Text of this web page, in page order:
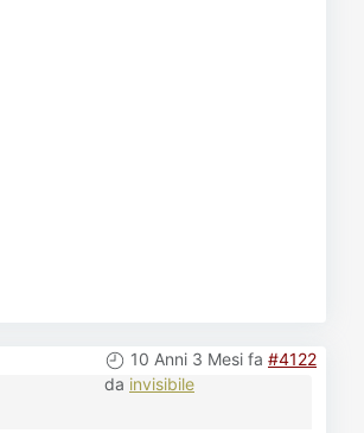
10 Anni 3 Mesi fa #4122
da invisibile